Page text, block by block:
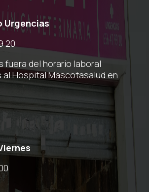
Urgencias
20
fuera del horario laboral
al Hospital Mascotasalud en